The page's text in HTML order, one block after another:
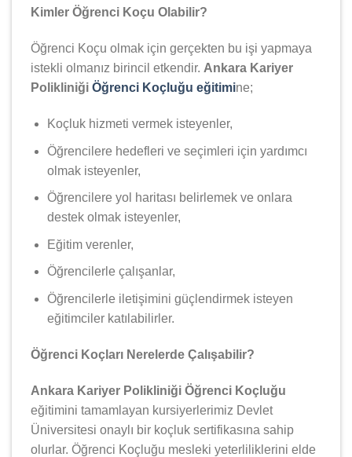
Kimler Öğrenci Koçu Olabilir?
Öğrenci Koçu olmak için gerçekten bu işi yapmaya
istekli olmanız birincil etkendir. Ankara Kariyer
Polikliniği Öğrenci Koçluğu eğitimine;
Koçluk hizmeti vermek isteyenler,
Öğrencilere hedefleri ve seçimleri için yardımcı
olmak isteyenler,
Öğrencilere yol haritası belirlemek ve onlara
destek olmak isteyenler,
Eğitim verenler,
Öğrencilerle çalışanlar,
Öğrencilerle iletişimini güçlendirmek isteyen
eğitimciler katılabilirler.
Öğrenci Koçları Nerelerde Çalışabilir?
Ankara Kariyer Polikliniği Öğrenci Koçluğu
eğitimini tamamlayan kursiyerlerimiz Devlet
Üniversitesi onaylı bir koçluk sertifikasına sahip
olurlar. Öğrenci Koçluğu mesleki yeterliliklerini elde